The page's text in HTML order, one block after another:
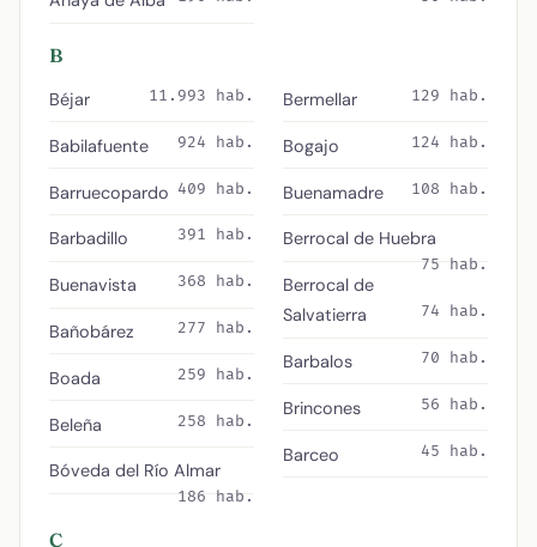
B
Béjar 11.993 hab.
Babilafuente 924 hab.
Barruecopardo 409 hab.
Barbadillo 391 hab.
Buenavista 368 hab.
Bañobárez 277 hab.
Boada 259 hab.
Beleña 258 hab.
Bóveda del Río Almar
186 hab.
Bermellar 129 hab.
Bogajo 124 hab.
Buenamadre 108 hab.
Berrocal de Huebra
75 hab.
Berrocal de
Salvatierra
74 hab.
Barbalos 70 hab.
Brincones 56 hab.
Barceo 45 hab.
C